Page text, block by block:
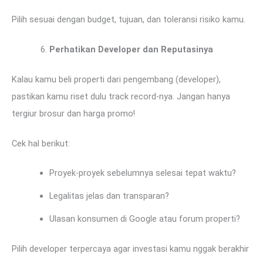
Pilih sesuai dengan budget, tujuan, dan toleransi risiko kamu.
Perhatikan Developer dan Reputasinya
Kalau kamu beli properti dari pengembang (developer),
pastikan kamu riset dulu track record-nya. Jangan hanya
tergiur brosur dan harga promo!
Cek hal berikut:
Proyek-proyek sebelumnya selesai tepat waktu?
Legalitas jelas dan transparan?
Ulasan konsumen di Google atau forum properti?
Pilih developer terpercaya agar investasi kamu nggak berakhir